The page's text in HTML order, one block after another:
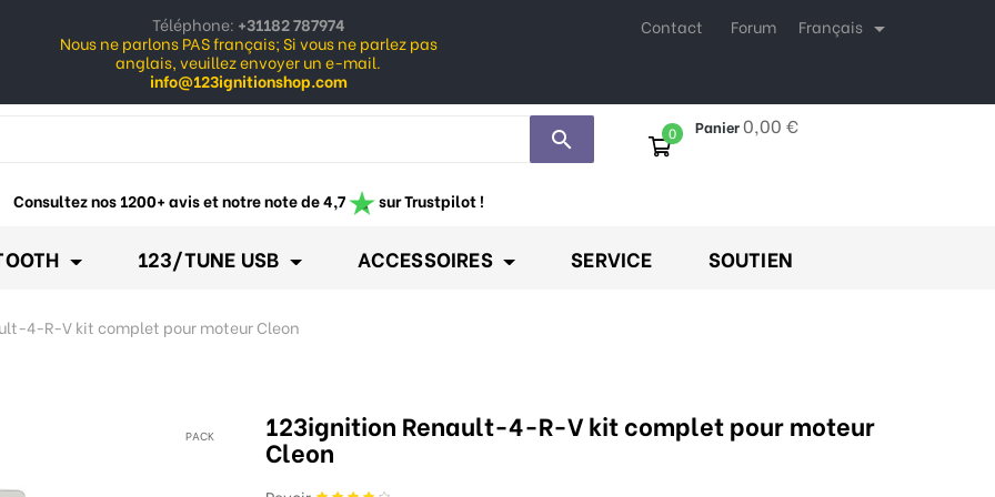
Téléphone: +31182 787974
Nous ne parlons PAS français; Si vous ne parlez pas
anglais, veuillez envoyer un e-mail.
info@123ignitionshop.com
Français 
Contact Forum
search Panier0,00 €
0
Consultez nos 1200+ avis et notre note de 4,7 sur Trustpilot !
123/TUNE USB ACCESSOIRES SERVICE SOUTIEN
4-R-V kit complet pour moteur Cleon
PACK 123ignition Renault-4-R-V kit complet pour moteur
Cleon